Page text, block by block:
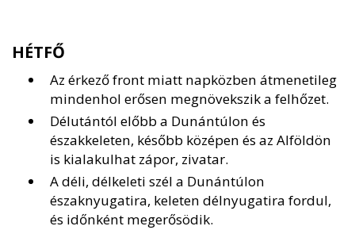
HÉTFŐ
Az érkező front miatt napközben átmenetileg
mindenhol erősen megnövekszik a felhőzet.
Délutántól előbb a Dunántúlon és
északkeleten, később középen és az Alföldön
is kialakulhat zápor, zivatar.
A déli, délkeleti szél a Dunántúlon
északnyugatira, keleten délnyugatira fordul,
és időnként megerősödik.